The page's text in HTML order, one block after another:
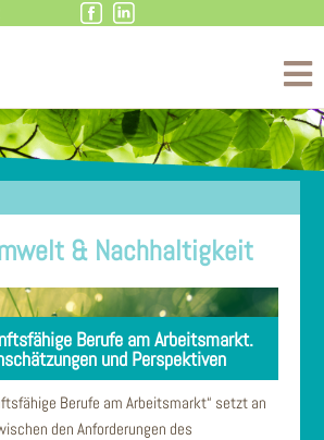
& Nachhaltigkeit
Berufe am Arbeitsmarkt.
und Perspektiven
Berufe am Arbeitsmarkt“ setzt an
den Anforderungen des